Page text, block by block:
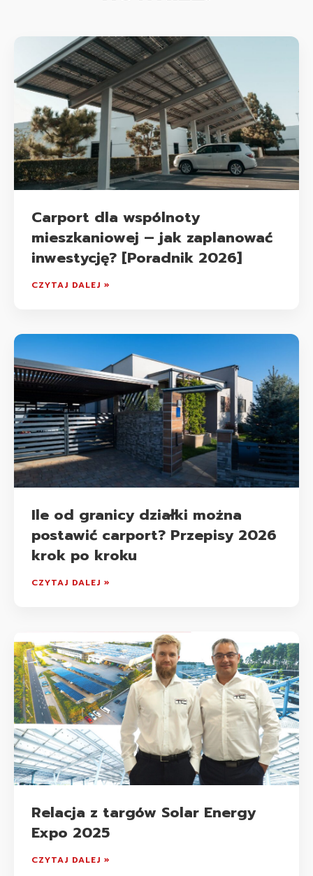
Carport dla wspólnoty
mieszkaniowej – jak zaplanować
inwestycję? [Poradnik 2026]
CZYTAJ DALEJ »
Ile od granicy działki można
postawić carport? Przepisy 2026
krok po kroku
CZYTAJ DALEJ »
Relacja z targów Solar Energy
Expo 2025
CZYTAJ DALEJ »